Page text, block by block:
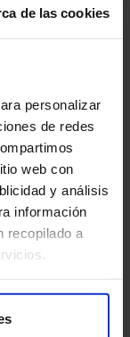
de las cookies
personalizar
de redes
web con
y análisis
información
recopilado a
bebé
hospital